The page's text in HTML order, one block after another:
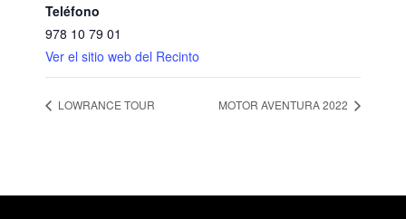
Teléfono
978 10 79 01
Ver el sitio web del Recinto
LOWRANCE TOUR MOTOR AVENTURA 2022